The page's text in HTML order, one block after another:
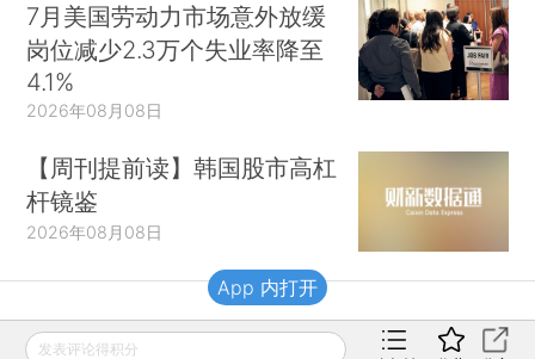
7月美国劳动力市场意外放缓
岗位减少2.3万个失业率降至
4.1%
2026年08月08日
【周刊提前读】韩国股市高杠
杆镜鉴
2026年08月08日
财新移动
发表评论得积分
App 内打开